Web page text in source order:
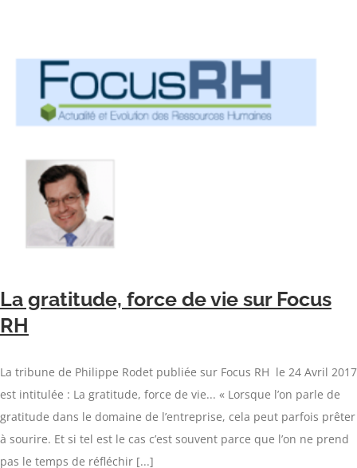
La gratitude, force de vie sur Focus
RH
La tribune de Philippe Rodet publiée sur Focus RH le 24 Avril 2017
est intitulée : La gratitude, force de vie... « Lorsque l’on parle de
gratitude dans le domaine de l’entreprise, cela peut parfois prêter
à sourire. Et si tel est le cas c’est souvent parce que l’on ne prend
pas le temps de réfléchir [...]